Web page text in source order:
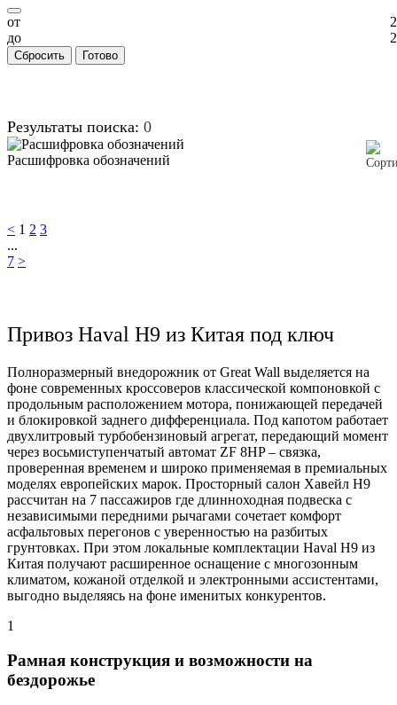
от
до
Сбросить Готово
Результаты поиска: 0
Расшифровка обозначений
< 1 2 3
...
7 >
Привоз Haval H9 из Китая под ключ
Полноразмерный внедорожник от Great Wall выделяется на
фоне современных кроссоверов классической компоновкой с
продольным расположением мотора, понижающей передачей
и блокировкой заднего дифференциала. Под капотом работает
двухлитровый турбобензиновый агрегат, передающий момент
через восьмиступенчатый автомат ZF 8HP – связка,
проверенная временем и широко применяемая в премиальных
моделях европейских марок. Просторный салон Хавейл Н9
рассчитан на 7 пассажиров где длинноходная подвеска с
независимыми передними рычагами сочетает комфорт
асфальтовых перегонов с уверенностью на разбитых
грунтовках. При этом локальные комплектации Haval H9 из
Китая получают расширенное оснащение с многозонным
климатом, кожаной отделкой и электронными ассистентами,
выгодно выделяясь на фоне именитых конкурентов.
1
Рамная конструкция и возможности на
бездорожье